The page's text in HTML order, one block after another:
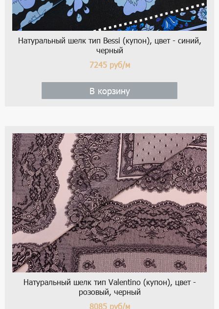
Натуральный шелк тип Bessi (купон), цвет - синий,
черный
7245 руб/м
В корзину
1 / 6
Натуральный шелк тип Valentino (купон), цвет -
розовый, черный
8085 руб/м